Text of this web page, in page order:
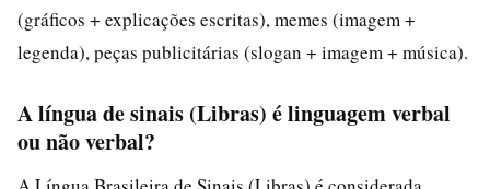
(gráficos + explicações escritas), memes (imagem +
legenda), peças publicitárias (slogan + imagem + música).
A língua de sinais (Libras) é linguagem verbal
ou não verbal?